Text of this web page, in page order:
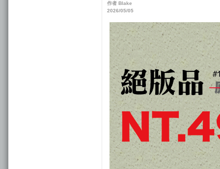
作者 Blake
2026/05/05